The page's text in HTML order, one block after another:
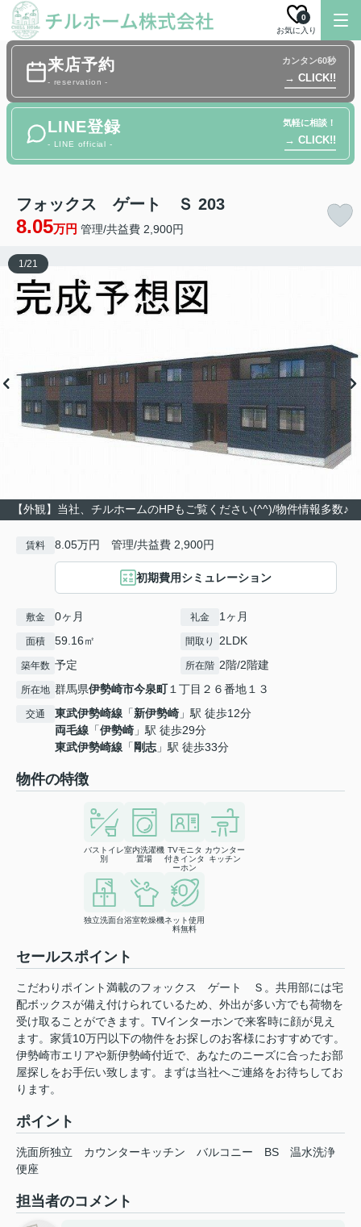
お気に入り
0
来店予約
- reservation -
カンタン60秒
→ CLICK!!
LINE登録
- LINE official -
気軽に相談！
→ CLICK!!
フォックス ゲート Ｓ 203
8.05万円 管理/共益費 2,900円
【外観】当社、チルホームのHPもご覧ください(^^)/物件情報多数♪
1/21
賃料 8.05万円 管理/共益費 2,900円
初期費用シミュレーション
敷金 0ヶ月 礼金 1ヶ月
面積 59.16㎡ 間取り 2LDK
築年数 予定 所在階 2階/2階建
所在地 群馬県伊勢崎市今泉町１丁目２６番地１３
交通 東武伊勢崎線 「新伊勢崎 」駅 徒歩12分
両毛線 「伊勢崎 」駅 徒歩29分
東武伊勢崎線 「 剛志」駅 徒歩33分
物件の特徴
バストイレ
別
室内洗濯機
置場
TVモニタ
付きインタ
ーホン
カウンター
キッチン
独立洗面台浴室乾燥機ネット使用
料無料
セールスポイント
こだわりポイント満載のフォックス ゲート Ｓ。共用部には宅
配ボックスが備え付けられているため、外出が多い方でも荷物を
受け取ることができます。TVインターホンで来客時に顔が見え
ます。家賃10万円以下の物件をお探しのお客様におすすめです。
伊勢崎市エリアや新伊勢崎付近で、あなたのニーズに合ったお部
屋探しをお手伝い致します。まずは当社へご連絡をお待ちしてお
ります。
ポイント
洗面所独立 カウンターキッチン バルコニー BS
温水洗浄
便座
担当者のコメント